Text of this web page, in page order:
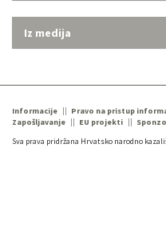
Iz medija
Informacije Pravo na pristup
Zapošljavanje
EU projekti
Sva prava pridržana Hrvatsko narodno